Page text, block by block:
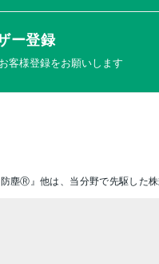
ー登録
客様登録をお願いします
Ⓡ』他は、当分野で先駆した株